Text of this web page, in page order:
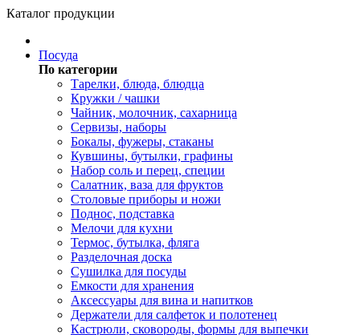
Каталог продукции
Посуда
По категории
Тарелки, блюда, блюдца
Кружки / чашки
Чайник, молочник, сахарница
Сервизы, наборы
Бокалы, фужеры, стаканы
Кувшины, бутылки, графины
Набор соль и перец, специи
Салатник, ваза для фруктов
Столовые приборы и ножи
Поднос, подставка
Мелочи для кухни
Термос, бутылка, фляга
Разделочная доска
Сушилка для посуды
Емкости для хранения
Аксессуары для вина и напитков
Держатели для салфеток и полотенец
Кастрюли, сковороды, формы для выпечки